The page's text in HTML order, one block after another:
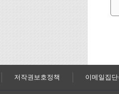
저작권보호정책 이메일집